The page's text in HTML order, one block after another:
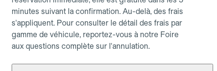
minutes suivant la confirmation. Au-delà, des frais
s'appliquent. Pour consulter le détail des frais par
gamme de véhicule, reportez-vous à notre Foire
aux questions complète sur l'annulation.